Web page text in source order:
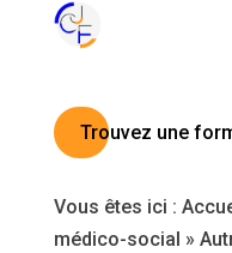
Trouvez une
Vous êtes ici :
médico-social »